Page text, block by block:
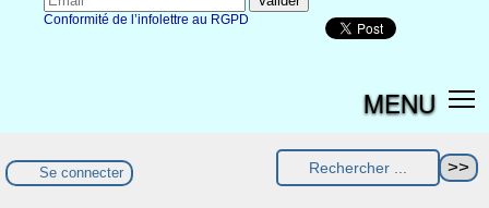
Conformité de l’infolettre au RGPD
MENU
Se connecter